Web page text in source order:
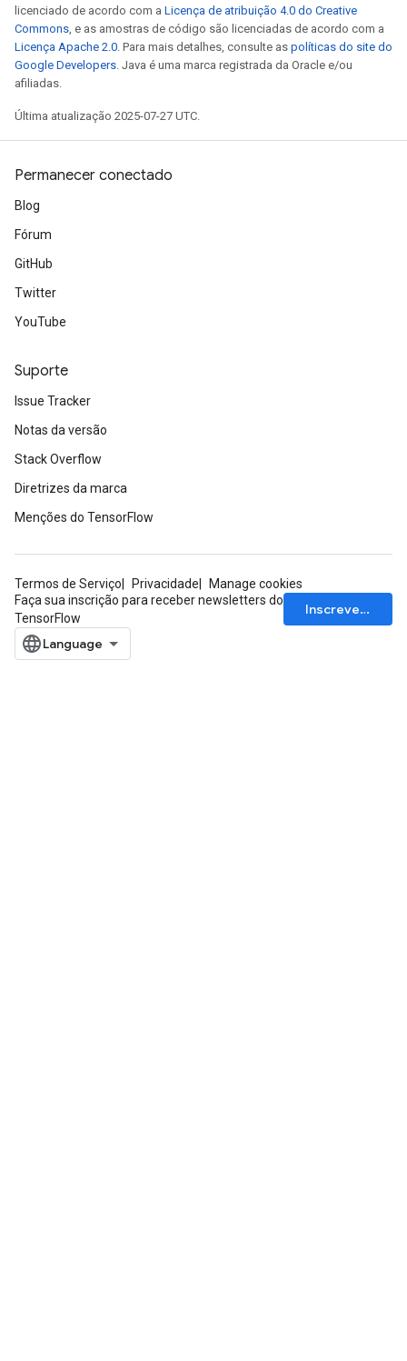
licenciado de acordo com a Licença de atribuição 4.0 do Creative
Commons, e as amostras de código são licenciadas de acordo com a
Licença Apache 2.0. Para mais detalhes, consulte as políticas do site do
Google Developers. Java é uma marca registrada da Oracle e/ou
afiliadas.
Última atualização 2025-07-27 UTC.
Permanecer conectado
Blog
Fórum
GitHub
Twitter
YouTube
Suporte
Issue Tracker
Notas da versão
Stack Overflow
Diretrizes da marca
Menções do TensorFlow
Termos de Serviço Privacidade
Manage cookies
Faça sua inscrição para receber newsletters do
TensorFlow
Inscrever-se